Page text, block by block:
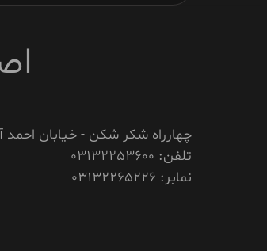
چهارراه شکر شکن - خیابان احمد
تلفن: 03132253600
نمابر: 03132265226